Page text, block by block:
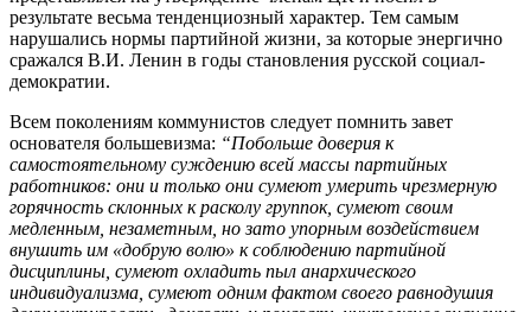
результате весьма тенденциозный характер. Тем самым
нарушались нормы партийной жизни, за которые энергично
сражался В.И. Ленин в годы становления русской социал-
демократии.
Всем поколениям коммунистов следует помнить завет
основателя большевизма: “Побольше доверия к
самостоятельному суждению всей массы партийных
работников: они и только они сумеют умерить чрезмерную
горячность склонных к расколу группок, сумеют своим
медленным, незаметным, но зато упорным воздействием
внушить им «добрую волю» к соблюдению партийной
дисциплины, сумеют охладить пыл анархического
индивидуализма, сумеют одним фактом своего равнодушия